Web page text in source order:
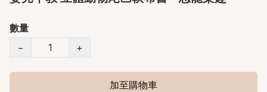
數量
−
+
加至購物車